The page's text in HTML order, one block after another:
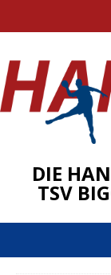
DIE
TSV